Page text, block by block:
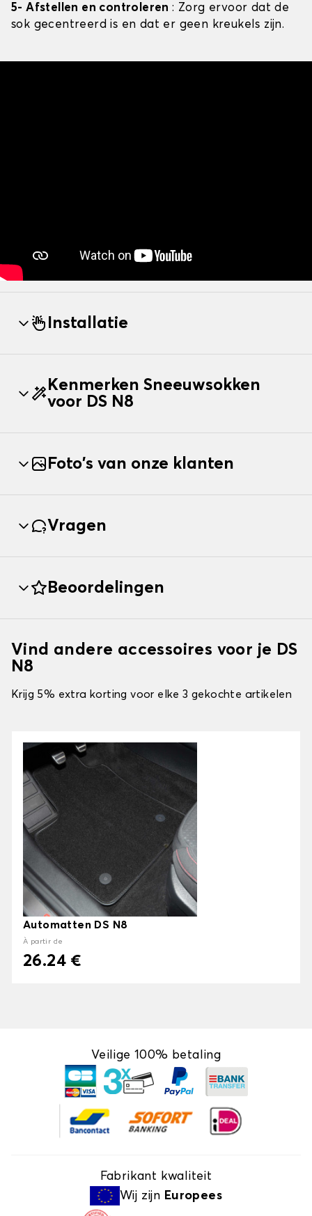
5- Afstellen en controleren: Zorg ervoor dat de
sok gecentreerd is en dat er geen kreukels zijn.
Installatie
Kenmerken Sneeuwsokken
voor DS N8
Foto's van onze klanten
Vragen
Beoordelingen
Vind andere accessoires voor je DS
N8
Krijg 5% extra korting voor elke 3 gekochte artikelen
Automatten DS N8
À partir de
26.24 €
Veilige 100% betaling
Fabrikant kwaliteit
Wij zijn Europees